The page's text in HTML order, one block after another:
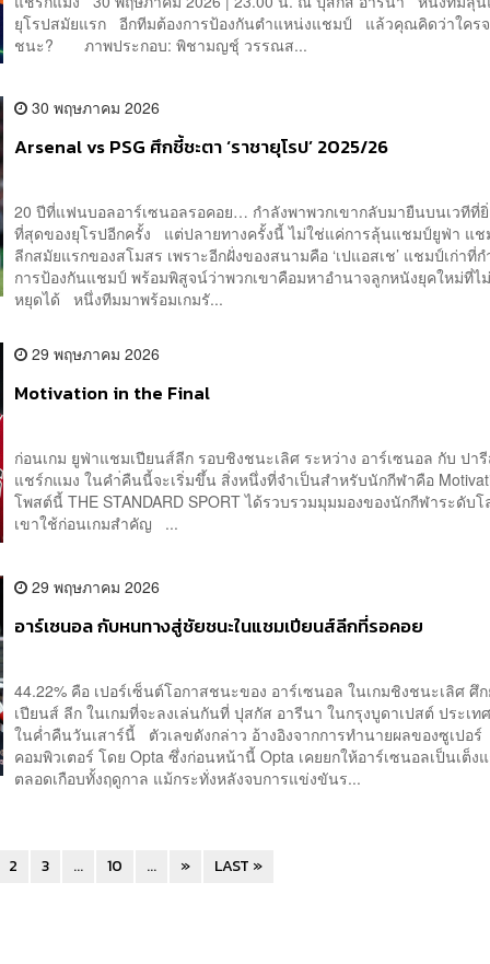
ยุโรปสมัยแรก อีกทีมต้องการป้องกันตำแหน่งแชมป์ แล้วคุณคิดว่าใคร
ชนะ? ภาพประกอบ: พิชามญชุ์ วรรณส...
30 พฤษภาคม 2026
Arsenal vs PSG ศึกชี้ชะตา ‘ราชายุโรป’ 2025/26
20 ปีที่แฟนบอลอาร์เซนอลรอคอย… กำลังพาพวกเขากลับมายืนบนเวทีที่
ที่สุดของยุโรปอีกครั้ง แต่ปลายทางครั้งนี้ ไม่ใช่แค่การลุ้นแชมป์ยูฟ่า แช
ลีกสมัยแรกของสโมสร เพราะอีกฝั่งของสนามคือ ‘เปแอสเช’ แชมป์เก่าที่
การป้องกันแชมป์ พร้อมพิสูจน์ว่าพวกเขาคือมหาอำนาจลูกหนังยุคใหม่ที่ไ
หยุดได้ หนึ่งทีมมาพร้อมเกมรั...
29 พฤษภาคม 2026
Motivation in the Final
ก่อนเกม ยูฟ่าแชมเปียนส์ลีก รอบชิงชนะเลิศ ระหว่าง อาร์เซนอล กับ ปา
แชร์กแมง ในคำ่คืนนี้จะเริ่มขึ้น สิ่งหนึ่งที่จำเป็นสำหรับนักกีฬาคือ
โพสต์นี้ THE STANDARD SPORT ได้รวบรวมมุมมองของนักกีฬาระดับ
เขาใช้ก่อนเกมสำคัญ ...
29 พฤษภาคม 2026
อาร์เซนอล กับหนทางสู่ชัยชนะในแชมเปียนส์ลีกที่รอคอย
44.22% คือ เปอร์เซ็นต์โอกาสชนะของ อาร์เซนอล ในเกมชิงชนะเลิศ ศึ
เปียนส์ ลีก ในเกมที่จะลงเล่นกันที่ ปุสกัส อารีนา ในกรุงบูดาเปสต์ ประเท
ในค่ำคืนวันเสาร์นี้ ตัวเลขดังกล่าว อ้างอิงจากการทำนายผลของซูเปอร์
คอมพิวเตอร์ โดย Opta ซึ่งก่อนหน้านี้ Opta เคยยกให้อาร์เซนอลเป็นเต็ง
ตลอดเกือบทั้งฤดูกาล แม้กระทั่งหลังจบการแข่งขันร...
2 3 ... 10 ... » LAST »